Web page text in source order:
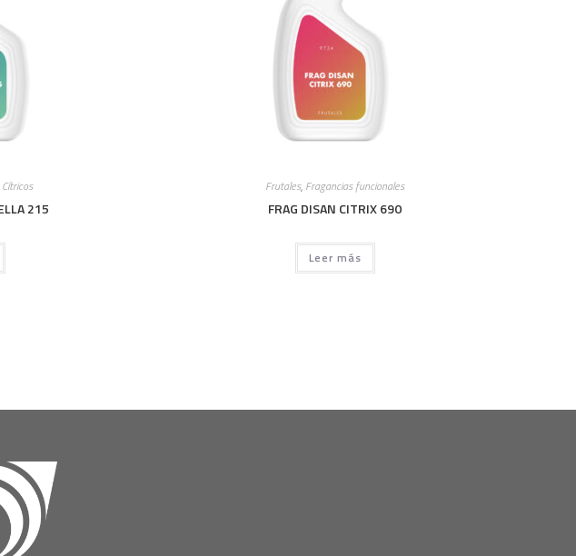
Cítricos
215
Frutales, Fragancias funcionales
FRAG DISAN CITRIX 690
Leer más